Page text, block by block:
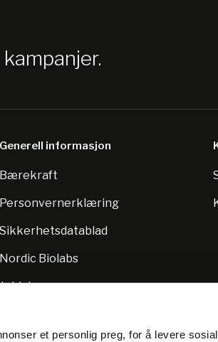
et personlig preg, for å levere
Generell informasjon
Bærekraft
Personvernerklæring
Sikkerhetsdatablad
Nordic Biolabs
hos oss